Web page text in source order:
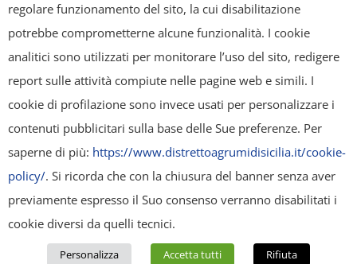
- Tutti i contenuti di questa pagina (i testi, le immagini, la
grafica ed il layout) sono di proprietà del "Distretto Produttivo Agrumi di
Sicilia" e tutelati dal diritto d’autore. È pertanto vietato copiarli,
pubblicarli, riscriverli, commercializzarli, distribuirli, anche soltanto in
parte. Tutti i documenti presenti su questo sito, disponibili gratuitamente
per il download, sono da intendere esclusivamente per uso personale.
Possono essere ridistribuiti, sempre gratuitamente e senza alcun fine
forma (testi, immagini, grafica, layout), mantenendo chiaramente
"Distretto Produttivo Agrumi di Sicilia" come titolare del contenuto. Ogni
violazione sarà perseguita secondo la normativa vigente.
regolare funzionamento del sito, la cui disabilitazione
potrebbe comprometterne alcune funzionalità. I cookie
analitici sono utilizzati per monitorare l’uso del sito, redigere
report sulle attività compiute nelle pagine web e simili. I
cookie di profilazione sono invece usati per personalizzare i
contenuti pubblicitari sulla base delle Sue preferenze. Per
saperne di più: https://www.distrettoagrumidisicilia.it/cookie-
policy/. Si ricorda che con la chiusura del banner senza aver
previamente espresso il Suo consenso verranno disabilitati i
cookie diversi da quelli tecnici.
Personalizza Accetta tutti Rifiuta